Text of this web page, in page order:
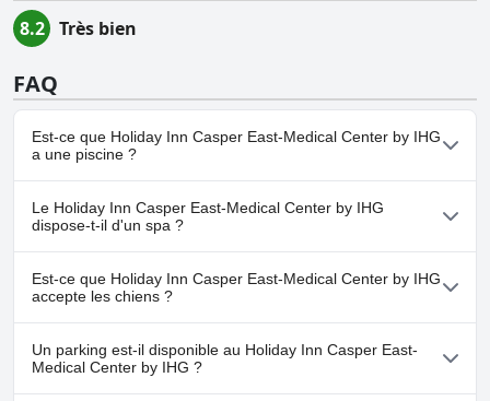
8.2 Très bien
FAQ
Est-ce que Holiday Inn Casper East-Medical Center by IHG
a une piscine ?
Oui, Holiday Inn Casper East-Medical Center by IHG dispose de
piscine(s) appartenant à une ou plusieurs des catégories
suivantes : Piscine Chauffée, Piscine Intérieure.
Le Holiday Inn Casper East-Medical Center by IHG
dispose-t-il d'un spa ?
Non, il n'y a pas de spa à Holiday Inn Casper East-Medical Center
by IHG.
Est-ce que Holiday Inn Casper East-Medical Center by IHG
accepte les chiens ?
Oui, Holiday Inn Casper East-Medical Center by IHG accueille les
chiens.
Un parking est-il disponible au Holiday Inn Casper East-
Medical Center by IHG ?